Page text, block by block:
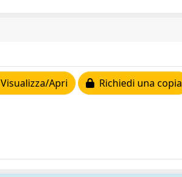
Visualizza/Apri Richiedi una copia